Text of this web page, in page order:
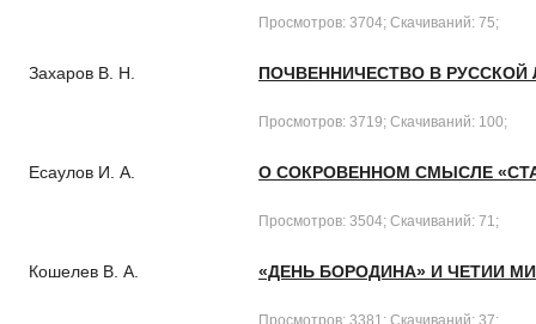
Просмотров: 3704; Скачиваний: 75;
Захаров В. Н. ПОЧВЕННИЧЕСТВО В РУССКОЙ
Просмотров: 3719; Скачиваний: 100;
Есаулов И. А. О СОКРОВЕННОМ СМЫСЛЕ
Просмотров: 3504; Скачиваний: 71;
Кошелев В. А. «ДЕНЬ БОРОДИНА» И ЧЕТИИ
Просмотров: 3381; Скачиваний: 37;